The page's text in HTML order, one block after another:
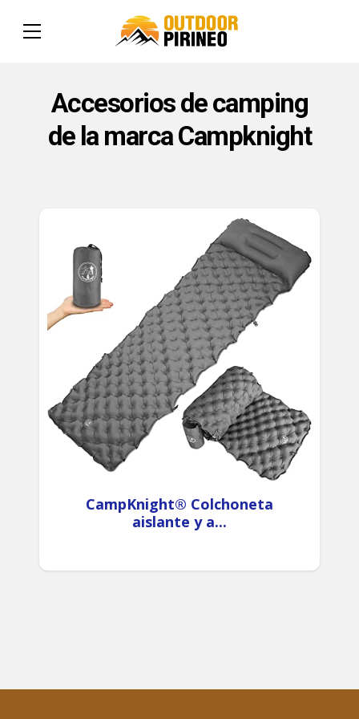
Accesorios de camping
de la marca Campknight
CampKnight® Colchoneta
aislante y a...